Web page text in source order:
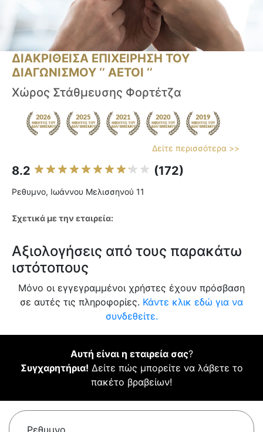
ΔΙΑΚΡΙΘΕΙΣΑ ΕΠΙΧΕΙΡΗΣΗ ΤΟΥ
ΔΙΑΓΩΝΙΣΜΟΥ ‘’ ΑΕΤΟΙ ‘’
Χώρος Στάθμευσης Φορτέτζα
Δείτε περισσότερα >>
8.2 (172)
Ρεθυμνο, Ιωάννου Μελισσηνού 11
Σχετικά με την εταιρεία:
Αξιολογήσεις από τους παρακάτω
ιστότοπους
Μόνο οι εγγεγραμμένοι χρήστες έχουν πρόσβαση
σε αυτές τις πληροφορίες. Κάντε κλικ εδώ για να
συνδεθείτε.
Αυτή είναι η εταιρεία σας?
Συγχαρητήρια! Δείτε πώς μπορείτε να λάβετε το
πακέτο βραβείων!